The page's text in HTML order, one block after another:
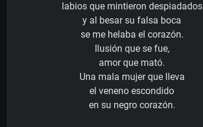
labios que mintieron despiadados
y al besar su falsa boca
se me helaba el corazón.
Ilusión que se fue,
amor que mató.
Una mala mujer que lleva
el veneno escondido
en su negro corazón.